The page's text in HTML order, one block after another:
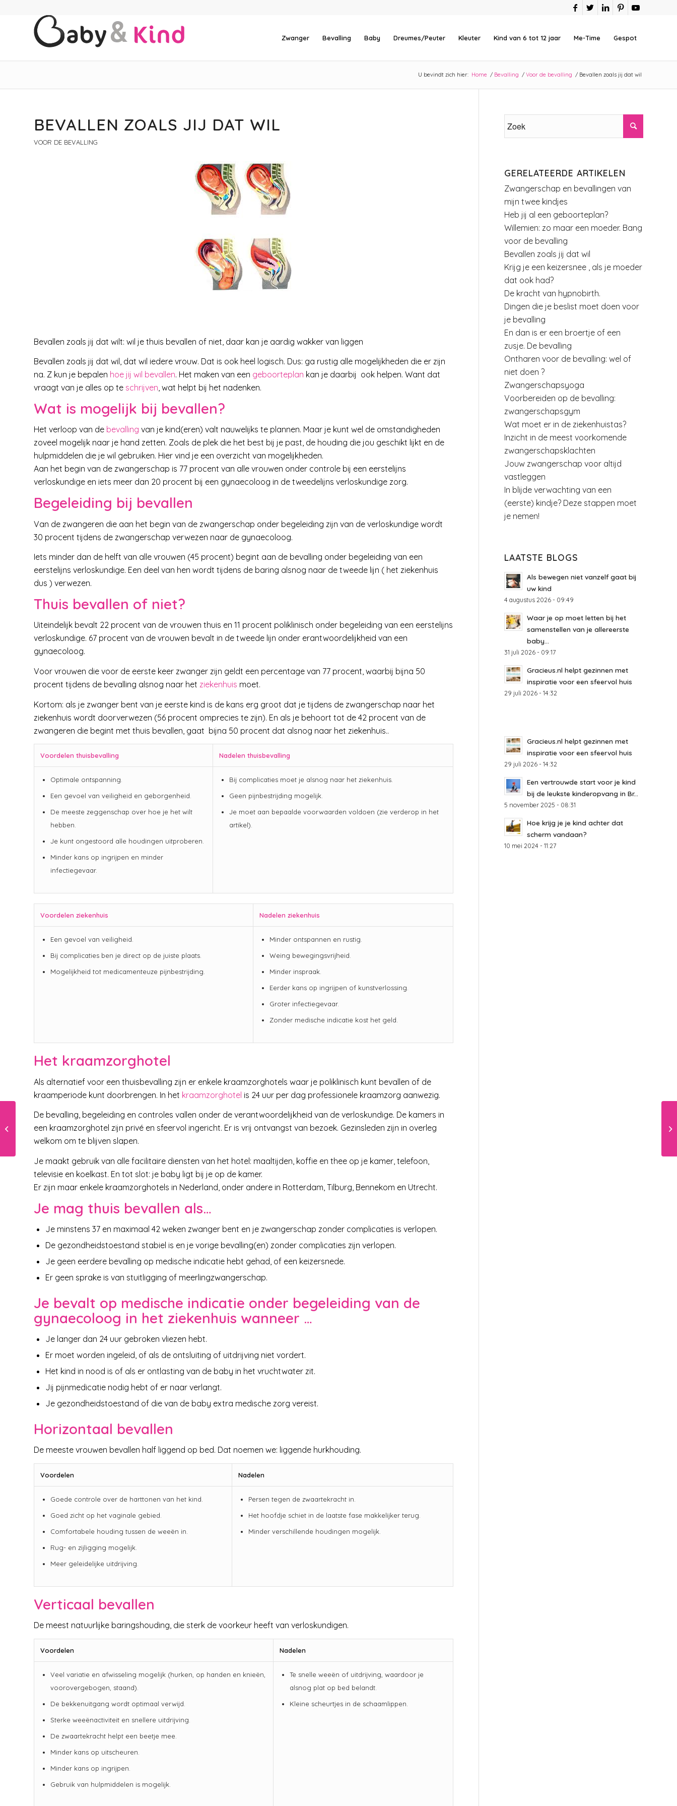
Zwanger Bevalling Baby Dreumes/Peuter Kleuter Kind van 6 tot 12 jaar Me-Time Gespot
U bevindt zich hier: Home / Bevalling / Voor de bevalling / Bevallen zoals jij dat wil
BEVALLEN ZOALS JIJ DAT WIL
VOOR DE BEVALLING
Bevallen zoals jij dat wilt: wil je thuis bevallen of niet, daar kan je aardig wakker van liggen
Bevallen zoals jij dat wil, dat wil iedere vrouw. Dat is ook heel logisch. Dus: ga rustig alle mogelijkheden die er zijn
na. Z kun je bepalen hoe jij wil bevallen. Het maken van een geboorteplan kan je daarbij ook helpen. Want dat
vraagt van je alles op te schrijven, wat helpt bij het nadenken.
Wat is mogelijk bij bevallen?
Het verloop van de bevalling van je kind(eren) valt nauwelijks te plannen. Maar je kunt wel de omstandigheden
zoveel mogelijk naar je hand zetten. Zoals de plek die het best bij je past, de houding die jou geschikt lijkt en de
hulpmiddelen die je wil gebruiken. Hier vind je een overzicht van mogelijkheden.
Aan het begin van de zwangerschap is 77 procent van alle vrouwen onder controle bij een eerstelijns
verloskundige en iets meer dan 20 procent bij een gynaecoloog in de tweedelijns verloskundige zorg.
Begeleiding bij bevallen
Van de zwangeren die aan het begin van de zwangerschap onder begeleiding zijn van de verloskundige wordt
30 procent tijdens de zwangerschap verwezen naar de gynaecoloog.
Iets minder dan de helft van alle vrouwen (45 procent) begint aan de bevalling onder begeleiding van een
eerstelijns verloskundige. Een deel van hen wordt tijdens de baring alsnog naar de tweede lijn ( het ziekenhuis
dus ) verwezen.
Thuis bevallen of niet?
Uiteindelijk bevalt 22 procent van de vrouwen thuis en 11 procent poliklinisch onder begeleiding van een eerstelijns
verloskundige. 67 procent van de vrouwen bevalt in de tweede lijn onder erantwoordelijkheid van een
gynaecoloog.
Voor vrouwen die voor de eerste keer zwanger zijn geldt een percentage van 77 procent, waarbij bijna 50
procent tijdens de bevalling alsnog naar het ziekenhuis moet.
Kortom: als je zwanger bent van je eerste kind is de kans erg groot dat je tijdens de zwangerschap naar het
ziekenhuis wordt doorverwezen (56 procent omprecies te zijn). En als je behoort tot de 42 procent van de
zwangeren die begint met thuis bevallen, gaat bijna 50 procent dat alsnog naar het ziekenhuis..
Voordelen thuisbevalling Nadelen thuisbevalling
Optimale ontspanning.
Een gevoel van veiligheid en geborgenheid.
De meeste zeggenschap over hoe je het wilt
hebben.
Je kunt ongestoord alle houdingen uitproberen.
Minder kans op ingrijpen en minder
infectiegevaar.
Bij complicaties moet je alsnog naar het ziekenhuis.
Geen pijnbestrijding mogelijk.
Je moet aan bepaalde voorwaarden voldoen (zie verderop in het
artikel).
Voordelen ziekenhuis Nadelen ziekenhuis
Een gevoel van veiligheid.
Bij complicaties ben je direct op de juiste plaats.
Mogelijkheid tot medicamenteuze pijnbestrijding.
Minder ontspannen en rustig.
Weing bewegingsvrijheid.
Minder inspraak.
Eerder kans op ingrijpen of kunstverlossing.
Groter infectiegevaar.
Zonder medische indicatie kost het geld.
Het kraamzorghotel
Als alternatief voor een thuisbevalling zijn er enkele kraamzorghotels waar je poliklinisch kunt bevallen of de
kraamperiode kunt doorbrengen. In het kraamzorghotel is 24 uur per dag professionele kraamzorg aanwezig.
De bevalling, begeleiding en controles vallen onder de verantwoordelijkheid van de verloskundige. De kamers in
een kraamzorghotel zijn privé en sfeervol ingericht. Er is vrij ontvangst van bezoek. Gezinsleden zijn in overleg
welkom om te blijven slapen.
Je maakt gebruik van alle facilitaire diensten van het hotel: maaltijden, koffie en thee op je kamer, telefoon,
televisie en koelkast. En tot slot: je baby ligt bij je op de kamer.
Er zijn maar enkele kraamzorghotels in Nederland, onder andere in Rotterdam, Tilburg, Bennekom en Utrecht.
Je mag thuis bevallen als…
Je minstens 37 en maximaal 42 weken zwanger bent en je zwangerschap zonder complicaties is verlopen.
De gezondheidstoestand stabiel is en je vorige bevalling(en) zonder complicaties zijn verlopen.
Je geen eerdere bevalling op medische indicatie hebt gehad, of een keizersnede.
Er geen sprake is van stuitligging of meerlingzwangerschap.
Je bevalt op medische indicatie onder begeleiding van de
gynaecoloog in het ziekenhuis wanneer …
Je langer dan 24 uur gebroken vliezen hebt.
Er moet worden ingeleid, of als de ontsluiting of uitdrijving niet vordert.
Het kind in nood is of als er ontlasting van de baby in het vruchtwater zit.
Jij pijnmedicatie nodig hebt of er naar verlangt.
Je gezondheidstoestand of die van de baby extra medische zorg vereist.
Horizontaal bevallen
De meeste vrouwen bevallen half liggend op bed. Dat noemen we: liggende hurkhouding.
Voordelen Nadelen
Goede controle over de harttonen van het kind.
Goed zicht op het vaginale gebied.
Comfortabele houding tussen de weeën in.
Rug- en zijligging mogelijk.
Meer geleidelijke uitdrijving.
Persen tegen de zwaartekracht in.
Het hoofdje schiet in de laatste fase makkelijker terug.
Minder verschillende houdingen mogelijk.
Verticaal bevallen
De meest natuurlijke baringshouding, die sterk de voorkeur heeft van verloskundigen.
Voordelen Nadelen
Veel variatie en afwisseling mogelijk (hurken, op handen en knieën,
voorovergebogen, staand).
De bekkenuitgang wordt optimaal verwijd.
Sterke weeënactiviteit en snellere uitdrijving.
De zwaartekracht helpt een beetje mee.
Minder kans op uitscheuren.
Minder kans op ingrijpen.
Gebruik van hulpmiddelen is mogelijk.
Te snelle weeën of uitdrijving, waardoor je
alsnog plat op bed belandt.
Kleine scheurtjes in de schaamlippen.
GERELATEERDE ARTIKELEN
Zwangerschap en bevallingen van
mijn twee kindjes
Heb jij al een geboorteplan?
Willemien: zo maar een moeder. Bang
voor de bevalling
Bevallen zoals jij dat wil
Krijg je een keizersnee , als je moeder
dat ook had?
De kracht van hypnobirth.
Dingen die je beslist moet doen voor
je bevalling
En dan is er een broertje of een
zusje. De bevalling
Ontharen voor de bevalling: wel of
niet doen ?
Zwangerschapsyoga
Voorbereiden op de bevalling:
zwangerschapsgym
Wat moet er in de ziekenhuistas?
Inzicht in de meest voorkomende
zwangerschapsklachten
Jouw zwangerschap voor altijd
vastleggen
In blijde verwachting van een
(eerste) kindje? Deze stappen moet
je nemen!
LAATSTE BLOGS
Als bewegen niet vanzelf gaat bij
uw kind
4 augustus 2026 - 09:49
Waar je op moet letten bij het
samenstellen van je allereerste
baby...
31 juli 2026 - 09:17
Gracieus.nl helpt gezinnen met
inspiratie voor een sfeervol huis
29 juli 2026 - 14:32
Gracieus.nl helpt gezinnen met
inspiratie voor een sfeervol huis
29 juli 2026 - 14:32
Een vertrouwde start voor je kind
bij de leukste kinderopvang in Br...
5 november 2025 - 08:31
Hoe krijg je je kind achter dat
scherm vandaan?
10 mei 2024 - 11:27
Feest in huis